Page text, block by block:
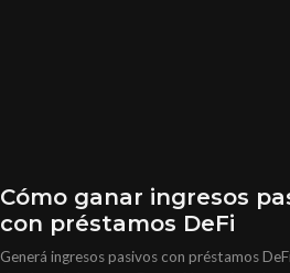
Cómo ganar ingresos
con préstamos DeFi
Generá ingresos pasivos con préstamos